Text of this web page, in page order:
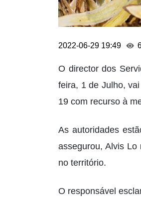
2022-06-29 19:49
O director dos
feira, 1 de Julho,
19 com recurso à
As autoridades
assegurou, Alvis
no território.
O responsável